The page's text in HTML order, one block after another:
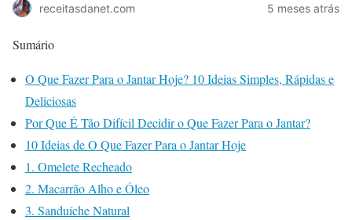
receitasdanet.com 5 meses atrás
Sumário
O Que Fazer Para o Jantar Hoje? 10 Ideias Simples, Rápidas e
Deliciosas
Por Que É Tão Difícil Decidir o Que Fazer Para o Jantar?
10 Ideias de O Que Fazer Para o Jantar Hoje
1. Omelete Recheado
2. Macarrão Alho e Óleo
3. Sanduíche Natural